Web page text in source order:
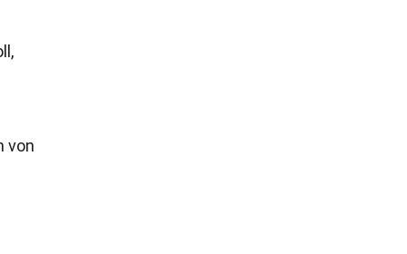
von